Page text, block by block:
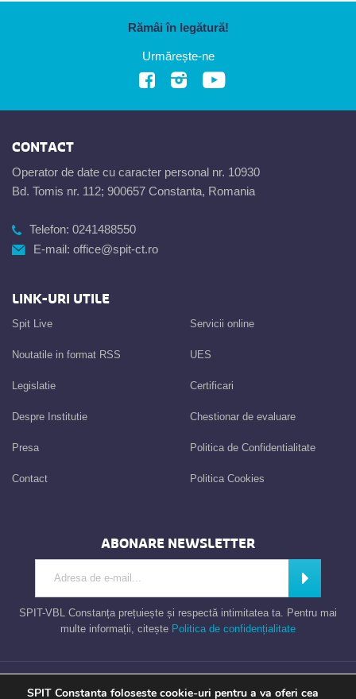
Rămâi în legătură!
Urmărește-ne
CONTACT
Operator de date cu caracter personal nr. 10930
Bd. Tomis nr. 112; 900657 Constanta, Romania
Telefon: 0241488550
E-mail: office@spit-ct.ro
LINK-URI UTILE
Spit Live
Noutatile in format RSS
Legislatie
Despre Institutie
Presa
Contact
Servicii online
UES
Certificari
Chestionar de evaluare
Politica de Confidentialitate
Politica Cookies
ABONARE NEWSLETTER
SPIT-VBL Constanța prețuiește și respectă intimitatea ta. Pentru mai
multe informații, citește Politica de confidențialitate
SPIT Constanta foloseste cookie-uri pentru a va oferi cea